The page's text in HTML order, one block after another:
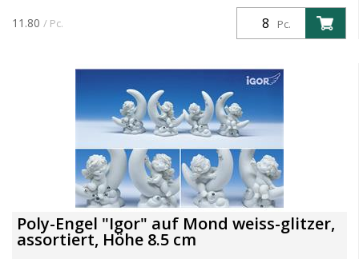
Pc.
11.80 / Pc.
Poly-Engel "Igor" auf Mond weiss-glitzer,
assortiert, Höhe 8.5 cm